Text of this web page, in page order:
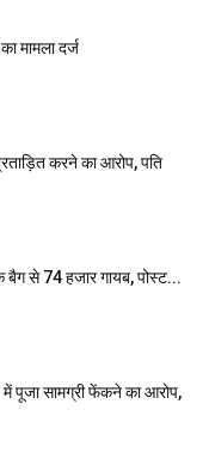
मामला दर्ज
करने का आरोप, पति
बैग से ₹74 हजार गायब, पोस्ट...
में पूजा सामग्री फेंकने का आरोप,